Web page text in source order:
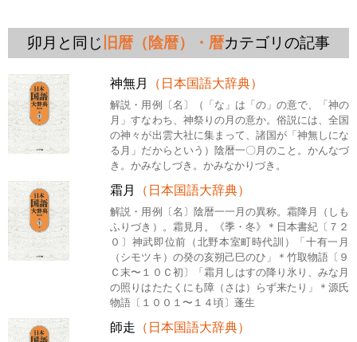
卯月と同じ 旧暦（陰暦）・暦カテゴリの記事
神無月 （日本国語大辞典）
解説・用例〔名〕（「な」は「の」の意で、「神の
月」すなわち、神祭りの月の意か。俗説には、全国
の神々が出雲大社に集まって、諸国が「神無しにな
る月」だからという）陰暦一〇月のこと。かんなづ
き。かみなしづき。かみなかりづき。
霜月 （日本国語大辞典）
解説・用例〔名〕陰暦一一月の異称。霜降月（しも
ふりづき）。霜見月。《季・冬》＊日本書紀〔７２
０〕神武即位前（北野本室町時代訓）「十有一月
（シモツキ）の癸の亥朔己巳のひ」＊竹取物語〔９
Ｃ末〜１０Ｃ初〕「霜月しはすの降り氷り、みな月
の照りはたたくにも障（さは）らず来たり」＊源氏
物語〔１００１〜１４頃〕蓬生
師走 （日本国語大辞典）